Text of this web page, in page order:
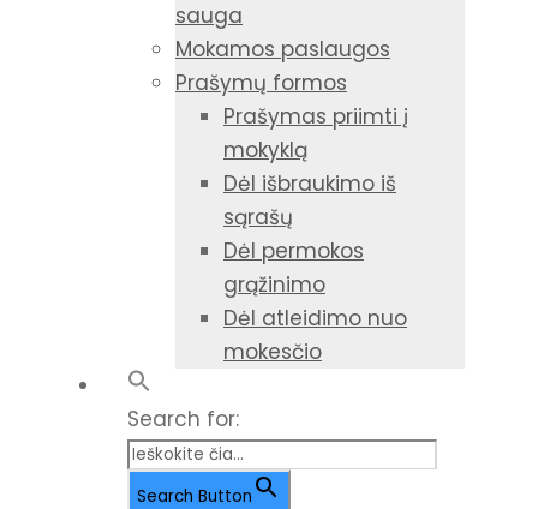
sauga
Mokamos paslaugos
Prašymų formos
Prašymas priimti į
mokyklą
Dėl išbraukimo iš
sąrašų
Dėl permokos
grąžinimo
Dėl atleidimo nuo
mokesčio
Search for:
Search Button